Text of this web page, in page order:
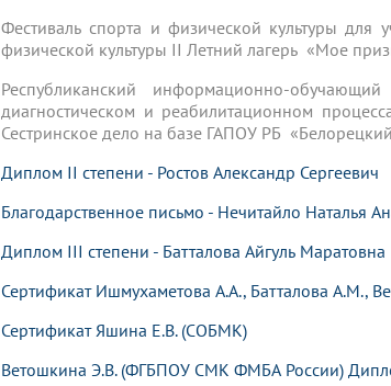
Фестиваль спорта и физической культуры
физической культуры II Летний лагерь «Мое
Республиканский информационно-
диагностическом и реабилитационном
Сестринское дело на базе ГАПОУ РБ
Диплом II степени - Ростов Александр Сергеевич
Благодарственное письмо - Нечитайло Наталья
Диплом III степени - Батталова Айгуль Маратовна
Сертификат Ишмухаметова А.А., Батталова А.М.,
Сертификат Яшина Е.В. (СОБМК)
Ветошкина Э.В. (ФГБПОУ СМК ФМБА России)